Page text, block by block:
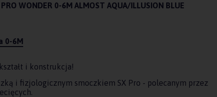
WONDER 0-6M ALMOST AQUA/ILLUSION BLUE
0-6M
i konstrukcja!
i fizjologicznym smoczkiem SX Pro - polecanym przez